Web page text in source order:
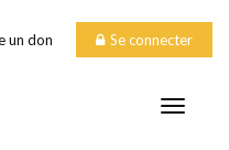
un don Se connecter